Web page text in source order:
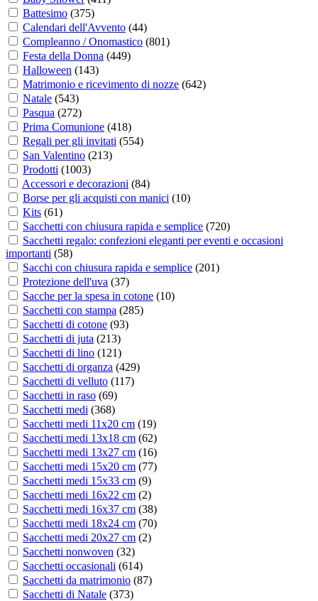
Battesimo (375)
Calendari dell'Avvento (44)
Compleanno / Onomastico (801)
Festa della Donna (449)
Halloween (143)
Matrimonio e ricevimento di nozze (642)
Natale (543)
Pasqua (272)
Prima Comunione (418)
Regali per gli invitati (554)
San Valentino (213)
Prodotti (1003)
Accessori e decorazioni (84)
Borse per gli acquisti con manici (10)
Kits (61)
Sacchetti con chiusura rapida e semplice (720)
Sacchetti regalo: confezioni eleganti per eventi e occasioni
importanti (58)
Sacchi con chiusura rapida e semplice (201)
Protezione dell'uva (37)
Sacche per la spesa in cotone (10)
Sacchetti con stampa (285)
Sacchetti di cotone (93)
Sacchetti di juta (213)
Sacchetti di lino (121)
Sacchetti di organza (429)
Sacchetti di velluto (117)
Sacchetti in raso (69)
Sacchetti medi (368)
Sacchetti medi 11x20 cm (19)
Sacchetti medi 13x18 cm (62)
Sacchetti medi 13x27 cm (16)
Sacchetti medi 15x20 cm (77)
Sacchetti medi 15x33 cm (9)
Sacchetti medi 16x22 cm (2)
Sacchetti medi 16x37 cm (38)
Sacchetti medi 18x24 cm (70)
Sacchetti medi 20x27 cm (2)
Sacchetti nonwoven (32)
Sacchetti occasionali (614)
Sacchetti da matrimonio (87)
Sacchetti di Natale (373)